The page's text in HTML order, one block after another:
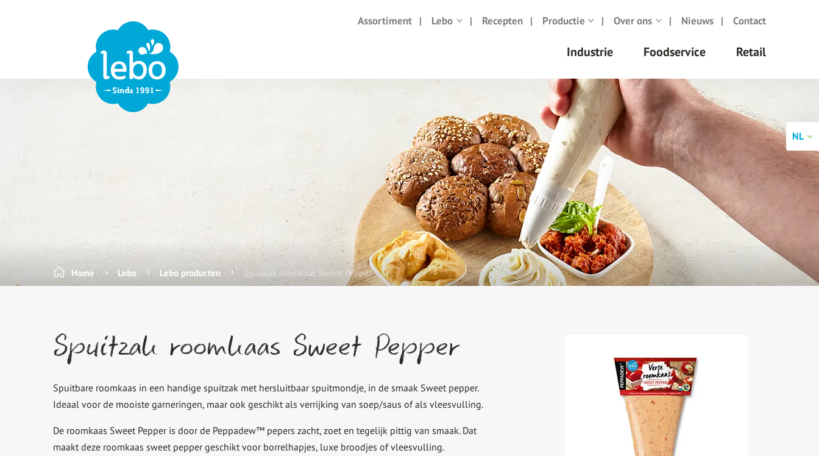
Assortiment Lebo Recepten Productie Over ons Nieuws Contact
Industrie Foodservice Retail
NL
Home Lebo Lebo producten Spuitzak roomkaas Sweet Pepper
Spuitzak roomkaas Sweet Pepper
Spuitbare roomkaas in een handige spuitzak met hersluitbaar spuitmondje, in de smaak Sweet pepper.
Ideaal voor de mooiste garneringen, maar ook geschikt als verrijking van soep/saus of als vleesvulling.
De roomkaas Sweet Pepper is door de Peppadew™ pepers zacht, zoet en tegelijk pittig van smaak. Dat
maakt deze roomkaas sweet pepper geschikt voor borrelhapjes, luxe broodjes of vleesvulling.